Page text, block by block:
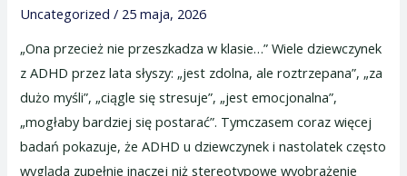
Uncategorized / 25 maja, 2026
„Ona przecież nie przeszkadza w klasie…” Wiele dziewczynek
z ADHD przez lata słyszy: „jest zdolna, ale roztrzepana”, „za
dużo myśli”, „ciągle się stresuje”, „jest emocjonalna”,
„mogłaby bardziej się postarać”. Tymczasem coraz więcej
badań pokazuje, że ADHD u dziewczynek i nastolatek często
wygląda zupełnie inaczej niż stereotypowe wyobrażenie